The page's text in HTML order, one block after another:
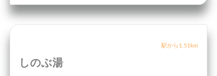
駅から1.51km
しのぶ湯